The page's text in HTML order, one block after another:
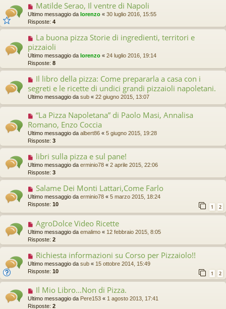
Matilde Serao, Il ventre di Napoli
Ultimo messaggio da lorenzo « 30 luglio 2016, 15:55
Risposte: 4
La buona pizza Storie di ingredienti, territori e
pizzaioli
Ultimo messaggio da lorenzo « 24 luglio 2016, 19:14
Risposte: 8
Il libro della pizza: Come prepararla a casa con i
segreti e le ricette di undici grandi pizzaioli napoletani.
Ultimo messaggio da sub « 22 giugno 2015, 13:07
“La Pizza Napoletana” di Paolo Masi, Annalisa
Romano, Enzo Coccia
Ultimo messaggio da albert86 « 5 giugno 2015, 19:28
Risposte: 3
libri sulla pizza e sul pane!
Ultimo messaggio da erminio78 « 2 aprile 2015, 22:06
Risposte: 3
Salame Dei Monti Lattari,Come Farlo
Ultimo messaggio da erminio78 « 5 marzo 2015, 18:24
Risposte: 10 1 2
AgroDolce Video Ricette
Ultimo messaggio da emalimo « 12 febbraio 2015, 8:05
Risposte: 2
Richiesta informazioni su Corso per Pizzaiolo!!
Ultimo messaggio da sub « 15 ottobre 2014, 15:49
Risposte: 10 1 2
Il Mio Libro...Non di Pizza.
Ultimo messaggio da Pere153 « 1 agosto 2013, 17:41
Risposte: 2